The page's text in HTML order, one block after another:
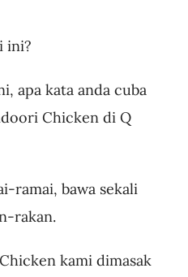
ini?
apa kata anda cuba
Chicken di Q
ramai, bawa sekali
rakan.
kami dimasak